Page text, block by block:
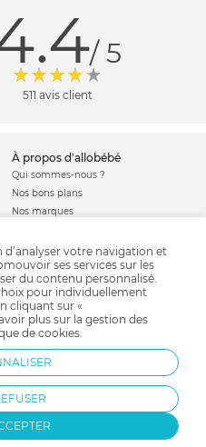
/ 5
511 avis client
à propos d'allobébé
Qui sommes-nous ?
Nos bons plans
Nos marques
Comment se protéger du phishing ?
Soldes allobébé
les plus d'allobébé
Infos conseils
Jeux concours
Valise de maternité
Paiement sécurisé
votre navigation et
ses services sur les
du contenu personnalisé.
pour individuellement
cliquant sur «
plus sur la gestion des
de cookies.